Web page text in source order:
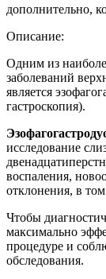
дополнительно,
Описание:
Одним из
заболеваний
является
гастроскопия).
исследование
воспаления,
отклонения, в
Чтобы
максимально
процедуре и
обследования.